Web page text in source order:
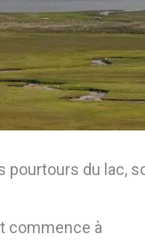
pourtours du lac,
commence à